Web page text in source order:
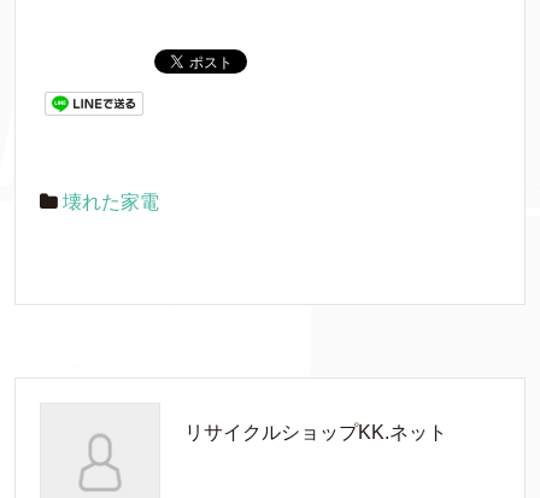
壊れた家電
リサイクルショップKK.ネット